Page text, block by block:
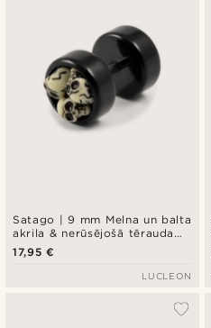
Satago | 9 mm Melna un balta
akrila & nerūsējošā tērauda
nagliņauskars, viltus plugs
17,95 €
LUCLEON